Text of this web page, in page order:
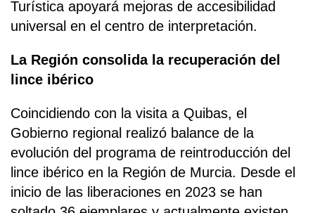
Turística apoyará mejoras de accesibilidad
universal en el centro de interpretación.
La Región consolida la recuperación del
lince ibérico
Coincidiendo con la visita a Quibas, el
Gobierno regional realizó balance de la
evolución del programa de reintroducción del
lince ibérico en la Región de Murcia. Desde el
inicio de las liberaciones en 2023 se han